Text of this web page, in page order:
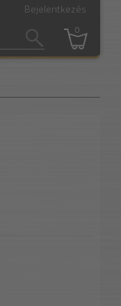
Bejelentkezés
0